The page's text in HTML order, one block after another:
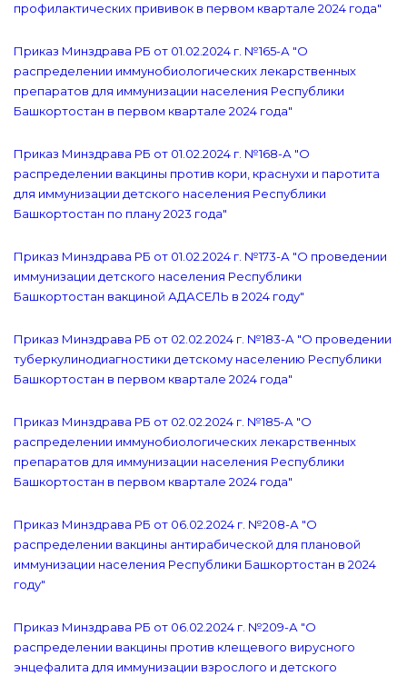
профилактических прививок в первом квартале 2024 года"
Приказ Минздрава РБ от 01.02.2024 г. №165-А "О
распределении иммунобиологических лекарственных
препаратов для иммунизации населения Республики
Башкортостан в первом квартале 2024 года"
Приказ Минздрава РБ от 01.02.2024 г. №168-А "О
распределении вакцины против кори, краснухи и паротита
для иммунизации детского населения Республики
Башкортостан по плану 2023 года"
Приказ Минздрава РБ от 01.02.2024 г. №173-А "О проведении
иммунизации детского населения Республики
Башкортостан вакциной АДАСЕЛЬ в 2024 году"
Приказ Минздрава РБ от 02.02.2024 г. №183-А "О проведении
туберкулинодиагностики детскому населению Республики
Башкортостан в первом квартале 2024 года"
Приказ Минздрава РБ от 02.02.2024 г. №185-А "О
распределении иммунобиологических лекарственных
препаратов для иммунизации населения Республики
Башкортостан в первом квартале 2024 года"
Приказ Минздрава РБ от 06.02.2024 г. №208-А "О
распределении вакцины антирабической для плановой
иммунизации населения Республики Башкортостан в 2024
году"
Приказ Минздрава РБ от 06.02.2024 г. №209-А "О
распределении вакцины против клещевого вирусного
энцефалита для иммунизации взрослого и детского